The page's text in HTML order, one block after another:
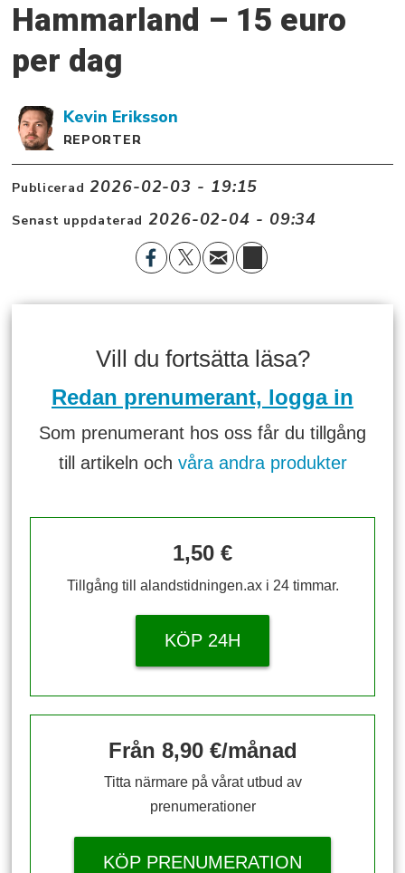
Hammarland – 15 euro
per dag
Kevin Eriksson
REPORTER
Publicerad 2026-02-03 - 19:15
Senast uppdaterad 2026-02-04 - 09:34
Vill du fortsätta läsa?
Redan prenumerant, logga in
Som prenumerant hos oss får du tillgång
till artikeln och våra andra produkter
1,50 €
Tillgång till alandstidningen.ax i 24 timmar.
KÖP 24H
Från 8,90 €/månad
Titta närmare på vårat utbud av
prenumerationer
KÖP PRENUMERATION